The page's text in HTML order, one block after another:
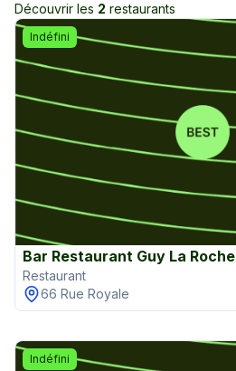
Découvrir les 2 restaurants
Indéfini
Bar Restaurant Guy La Roche
Restaurant
66 Rue Royale
Indéfini